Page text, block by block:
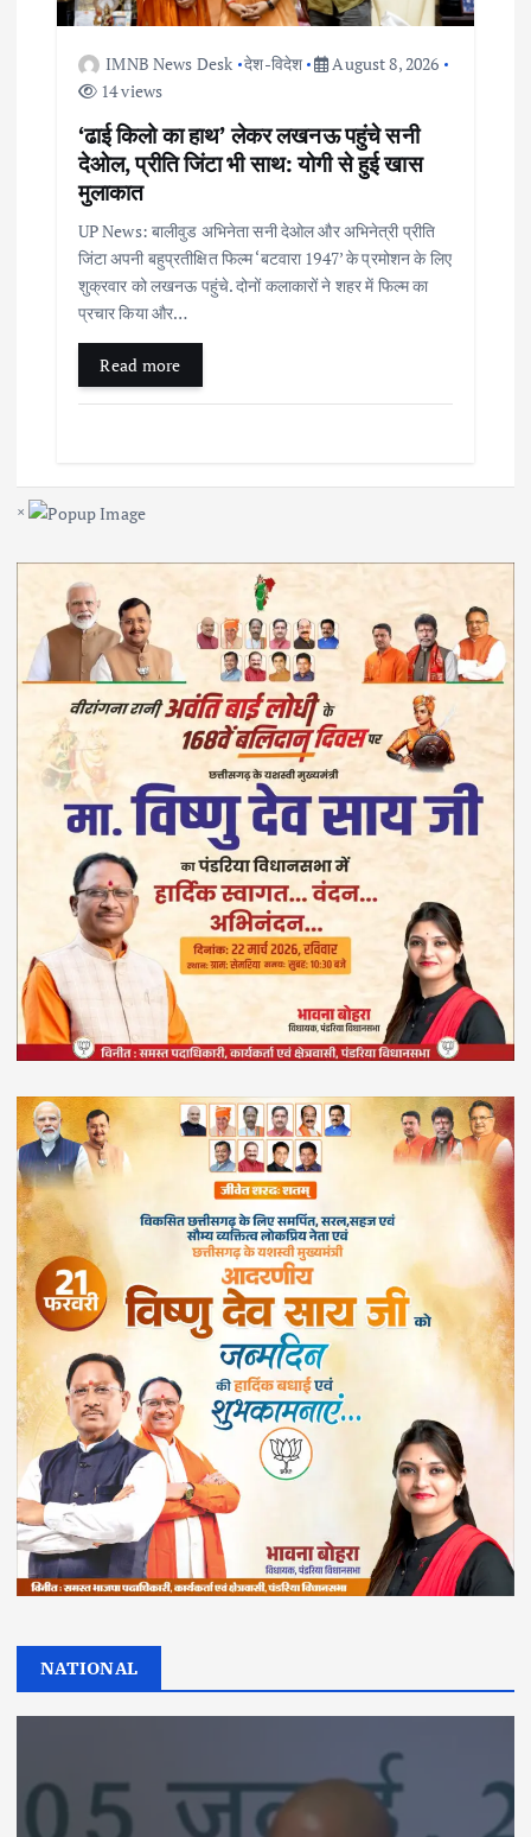
IMNB News Desk देश-विदेश
August 8, 2026
14 views
‘ढाई किलो का हाथ’ लेकर लखनऊ पहुंचे सनी
देओल, प्रीति जिंटा भी साथ: योगी से हुई खास
मुलाकात
UP News: बालीवुड अभिनेता सनी देओल और अभिनेत्री प्रीति
जिंटा अपनी बहुप्रतीक्षित फिल्म ‘बटवारा 1947’ के प्रमोशन के लिए
शुक्रवार को लखनऊ पहुंचे. दोनों कलाकारों ने शहर में फिल्म का
प्रचार किया और…
Read more
×
NATIONAL